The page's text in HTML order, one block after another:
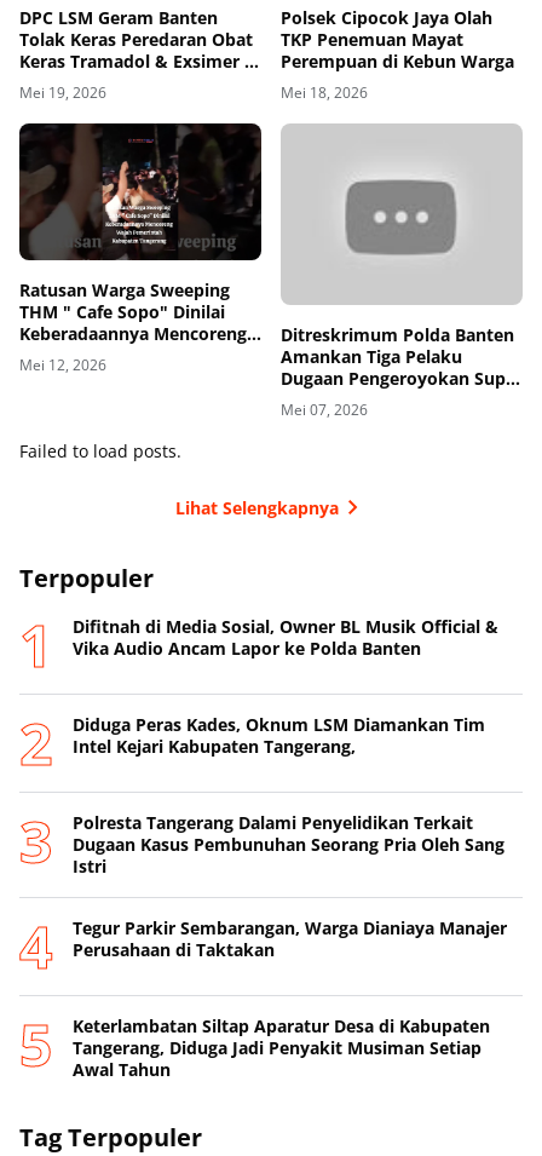
DPC LSM Geram Banten
Tolak Keras Peredaran Obat
Keras Tramadol & Exsimer di
Tangerang
Mei 19, 2026
Polsek Cipocok Jaya Olah
TKP Penemuan Mayat
Perempuan di Kebun Warga
Mei 18, 2026
Ratusan Warga Sweeping
THM " Cafe Sopo" Dinilai
Keberadaannya Mencoreng
Wajah Pemerintah
Kabupaten Tangerang
Mei 12, 2026
Ditreskrimum Polda Banten
Amankan Tiga Pelaku
Dugaan Pengeroyokan Supir
di Toll
Mei 07, 2026
Failed to load posts.
Lihat Selengkapnya
Terpopuler
Difitnah di Media Sosial, Owner BL Musik Official &
Vika Audio Ancam Lapor ke Polda Banten
Diduga Peras Kades, Oknum LSM Diamankan Tim
Intel Kejari Kabupaten Tangerang,
Polresta Tangerang Dalami Penyelidikan Terkait
Dugaan Kasus Pembunuhan Seorang Pria Oleh Sang
Istri
Tegur Parkir Sembarangan, Warga Dianiaya Manajer
Perusahaan di Taktakan
Keterlambatan Siltap Aparatur Desa di Kabupaten
Tangerang, Diduga Jadi Penyakit Musiman Setiap
Awal Tahun
Tag Terpopuler